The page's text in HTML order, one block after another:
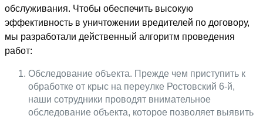
обслуживания. Чтобы обеспечить высокую
эффективность в уничтожении вредителей по договору,
мы разработали действенный алгоритм проведения
работ:
Обследование объекта. Прежде чем приступить к
обработке от крыс на переулке Ростовский 6-й,
наши сотрудники проводят внимательное
обследование объекта, которое позволяет выявить